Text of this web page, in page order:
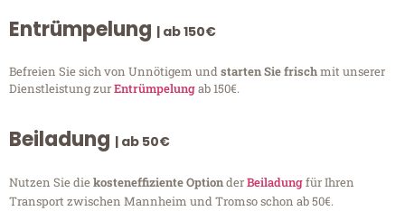
Entrümpelung | ab 150€
Befreien Sie sich von Unnötigem undstarten Sie frischmit unserer
Dienstleistung zurEntrümpelungab 150€.
Beiladung | ab 50€
Nutzen Sie diekosteneffiziente OptionderBeiladungfür Ihren
Transport zwischen Mannheim und Tromso schon ab 50€.